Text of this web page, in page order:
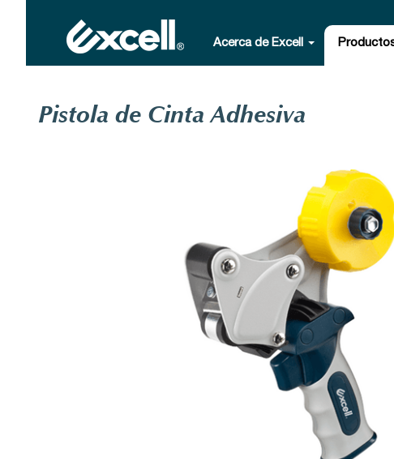
Acerca de Excell
Pistola de Cinta Adhesiva